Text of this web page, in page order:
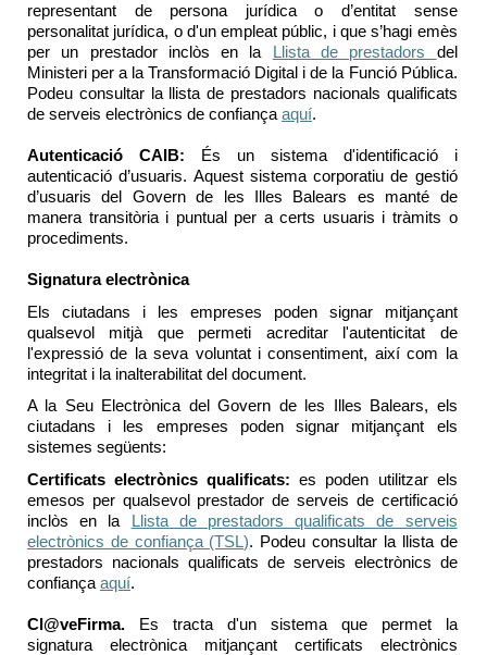
representant de persona jurídica o d’entitat sense
personalitat jurídica, o d'un empleat públic, i que s’hagi emès
per un prestador inclòs en la
Llista de prestadors del
Ministeri per a la Transformació Digital i de la Funció Pública.
Podeu consultar la llista de prestadors nacionals qualificats
de serveis electrònics de confiança aquí.
Autenticació CAIB: És un sistema d'identificació i
autenticació d’usuaris. Aquest sistema corporatiu de gestió
d’usuaris del Govern de les Illes Balears es manté de
manera transitòria i puntual per a certs usuaris i tràmits o
procediments.
Signatura electrònica
Els ciutadans i les empreses poden signar mitjançant
qualsevol mitjà que permeti acreditar l'autenticitat de
l'expressió de la seva voluntat i consentiment, així com la
integritat i la inalterabilitat del document.
A la Seu Electrònica del Govern de les Illes Balears, els
ciutadans i les empreses poden signar mitjançant els
sistemes següents:
Certificats electrònics qualificats: es poden utilitzar els
emesos per qualsevol prestador de serveis de certificació
inclòs en la
Llista de prestadors qualificats de serveis
electrònics de confiança (TSL). Podeu consultar la llista de
prestadors nacionals qualificats de serveis electrònics de
confiança aquí.
Cl@veFirma.
Es tracta d'un sistema que permet la
signatura electrònica mitjançant certificats electrònics